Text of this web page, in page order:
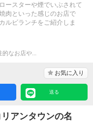
ースターや煙でいぶされて
肉といった感じのお店で
ルビランチをご紹介しま
なお店や...
お気に入り
送る
アンタウンの名